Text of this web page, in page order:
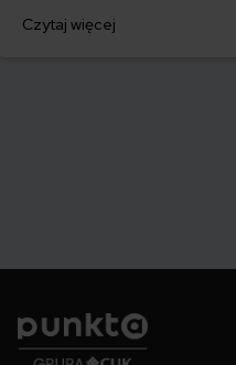
którym szybko załatwisz sprawy
Czytaj więcej